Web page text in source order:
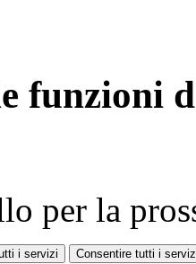
funzioni
per la
i servizi Consentire tutti i